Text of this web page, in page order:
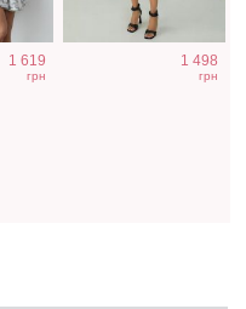
1 619
грн
1 498
грн